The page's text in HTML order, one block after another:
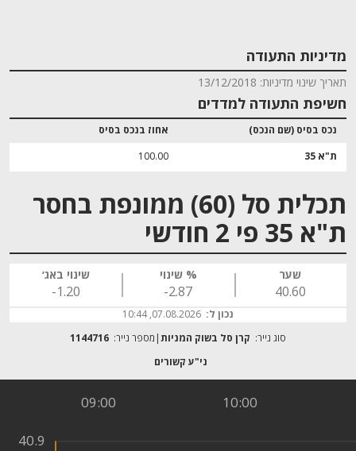
תכלית סל (60) ממונפת בחסר
ת"א 35 פי 2 חודשי
שער
40.60
% שינוי
‎-2.87
שינוי באג׳
‎-1.20
נכון ל: 07.08.2026, 10:44
סוג נייר: קרן סל בשוק המניות מספר נייר: 1144716
09:00 10:00
40.9
מדיניות התעודה
תאריך שינוי מדיניות: 13/12/2018
חשיפת התעודה למדדים
נכס בסיס (שם הנכס) אחוז בנכס בסיס
ת"א 35 100.00